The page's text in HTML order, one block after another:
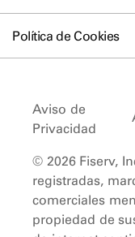
Política de Cookies
© 2026 Fiserv,
registradas,
comerciales
propiedad de
Aviso de
Privacidad